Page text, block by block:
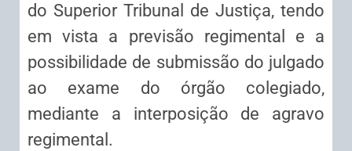
do Superior Tribunal de Justiça, tendo
em vista a previsão regimental e a
possibilidade de submissão do julgado
ao exame do órgão colegiado,
mediante a interposição de agravo
regimental.